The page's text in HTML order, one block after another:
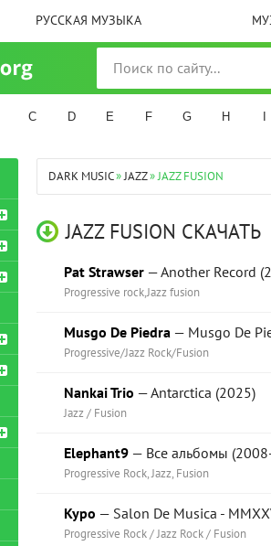
РУССКАЯ МУЗЫКА
C D E F G H
DARK MUSIC»JAZZ» JAZZ FUSION
JAZZ FUSION СКАЧАТЬ
Pat Strawser— Another Record
Progressive rock,Jazz fusion
Musgo De Piedra— Musgo De
Progressive/Jazz Rock/Fusion
Nankai Trio — Antarctica (2025)
Jazz / Fusion
Elephant9— Все альбомы
Progressive Rock, Jazz, Fusion
Kypo — Salon De Musica -
Progressive Rock / Jazz Rock / Fusion